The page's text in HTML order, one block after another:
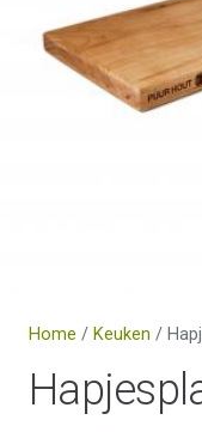
Home / Keuken /